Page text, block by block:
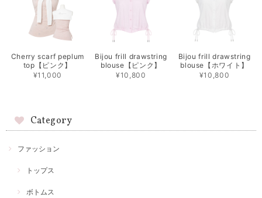
Cherry scarf peplum
top【ピンク】
¥11,000
Bijou frill drawstring
blouse【ピンク】
¥10,800
Bijou frill drawstring
blouse【ホワイト】
¥10,800
Category
ファッション
トップス
ボトムス